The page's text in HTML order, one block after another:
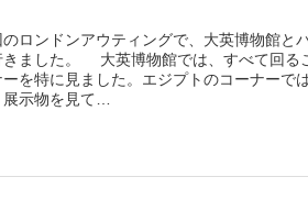
ロンドンアウティングで、大英博物館と
きました。 大英博物館では、すべて回る
を特に見ました。エジプトのコーナーで
展示物を見て…